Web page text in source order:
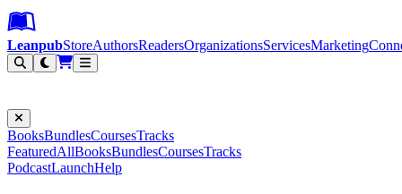
Leanpub Header
Leanpub Navigation
Skip to main content
Go to Leanpub.com
LeanpubStoreAuthorsReadersOrganizationsServicesMarketing
BooksBundlesCoursesTracks
FeaturedAllBooksBundlesCoursesTracks
PodcastLaunchHelp